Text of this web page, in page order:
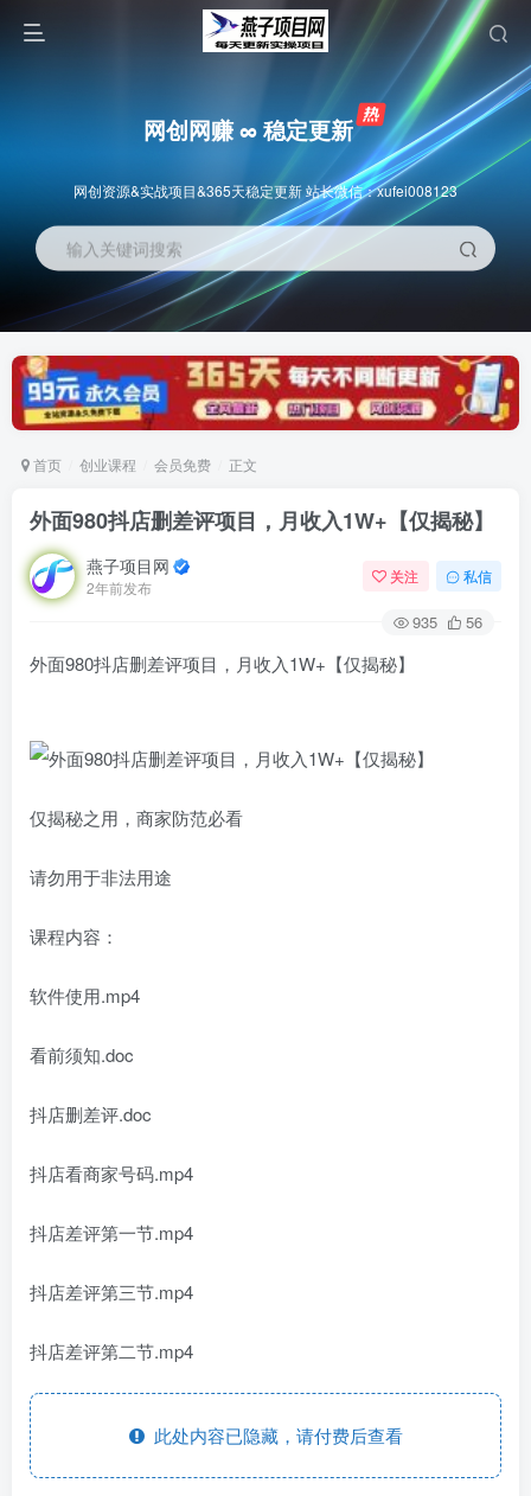
网创网赚 ∞ 稳定更新
网创资源&实战项目&365天稳定更新 站长微信：xufei008123
输入关键词搜索
首页 创业课程 会员免费 正文
外面980抖店删差评项目，月收入1W+【仅揭秘】
燕子项目网
2年前发布
关注 私信
935 56
外面980抖店删差评项目，月收入1W+【仅揭秘】
仅揭秘之用，商家防范必看
请勿用于非法用途
课程内容：
软件使用.mp4
看前须知.doc
抖店删差评.doc
抖店看商家号码.mp4
抖店差评第一节.mp4
抖店差评第三节.mp4
抖店差评第二节.mp4
此处内容已隐藏，请付费后查看